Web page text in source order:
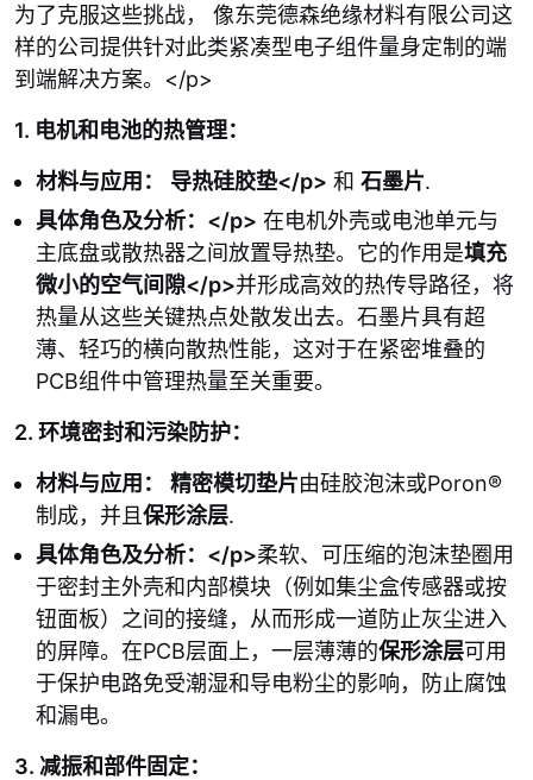
为了克服这些挑战， 像东莞德森绝缘材料有限公司这
样的公司提供针对此类紧凑型电子组件量身定制的端
到端解决方案。</p>
1. 电机和电池的热管理：
材料与应用： 导热硅胶垫</p> 和 石墨片.
具体角色及分析：</p> 在电机外壳或电池单元与
主底盘或散热器之间放置导热垫。它的作用是填充
微小的空气间隙</p>并形成高效的热传导路径，将
热量从这些关键热点处散发出去。石墨片具有超
薄、轻巧的横向散热性能，这对于在紧密堆叠的
PCB组件中管理热量至关重要。
2. 环境密封和污染防护：
材料与应用： 精密模切垫片由硅胶泡沫或Poron®
制成，并且保形涂层.
具体角色及分析：</p>柔软、可压缩的泡沫垫圈用
于密封主外壳和内部模块（例如集尘盒传感器或按
钮面板）之间的接缝，从而形成一道防止灰尘进入
的屏障。在PCB层面上，一层薄薄的保形涂层可用
于保护电路免受潮湿和导电粉尘的影响，防止腐蚀
和漏电。
3. 减振和部件固定：